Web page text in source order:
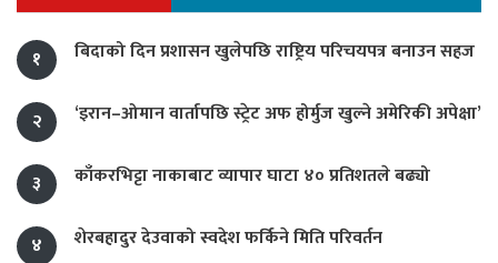
१ बिदाको दिन प्रशासन खुलेपछि राष्ट्रिय परिचयपत्र बनाउन सहज
२ ‘इरान–ओमान वार्तापछि स्ट्रेट अफ होर्मुज खुल्ने अमेरिकी अपेक्षा’
३ काँकरभिट्टा नाकाबाट व्यापार घाटा ४० प्रतिशतले बढ्यो
४ शेरबहादुर देउवाको स्वदेश फर्किने मिति परिवर्तन